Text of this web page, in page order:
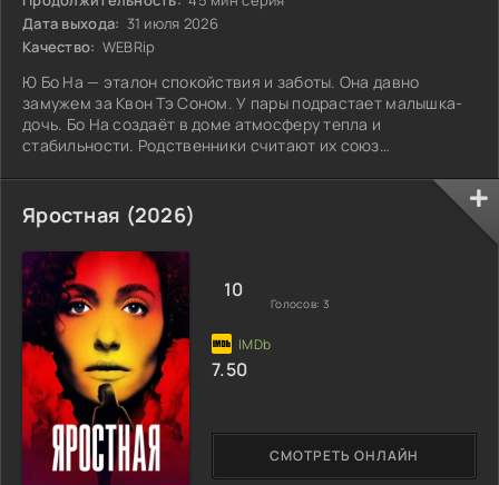
Дата выхода: 31 июля 2026
Качество: WEBRip
Ю Бо На — эталон спокойствия и заботы. Она давно
замужем за Квон Тэ Соном. У пары подрастает малышка-
дочь. Бо На создаёт в доме атмосферу тепла и
стабильности. Родственники считают их союз
Яростная (2026)
СМОТРЕТЬ ОНЛАЙН
10
Голосов: 3
7.50